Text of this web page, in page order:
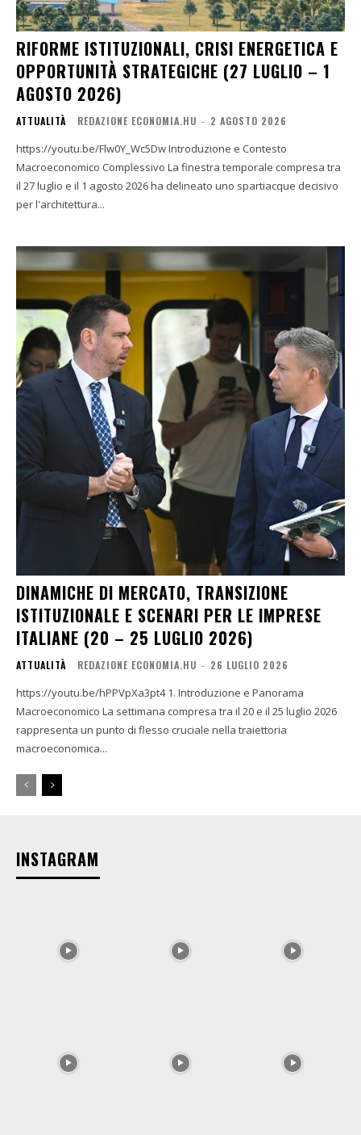
RIFORME ISTITUZIONALI, CRISI ENERGETICA E
OPPORTUNITÀ STRATEGICHE (27 LUGLIO – 1
AGOSTO 2026)
ATTUALITÀ REDAZIONE ECONOMIA.HU - 2 AGOSTO 2026
https://youtu.be/Flw0Y_Wc5Dw Introduzione e Contesto
Macroeconomico Complessivo La finestra temporale compresa tra
il 27 luglio e il 1 agosto 2026 ha delineato uno spartiacque decisivo
per l'architettura...
DINAMICHE DI MERCATO, TRANSIZIONE
ISTITUZIONALE E SCENARI PER LE IMPRESE
ITALIANE (20 – 25 LUGLIO 2026)
ATTUALITÀ REDAZIONE ECONOMIA.HU - 26 LUGLIO 2026
https://youtu.be/hPPVpXa3pt4 1. Introduzione e Panorama
Macroeconomico La settimana compresa tra il 20 e il 25 luglio 2026
rappresenta un punto di flesso cruciale nella traiettoria
macroeconomica...
INSTAGRAM